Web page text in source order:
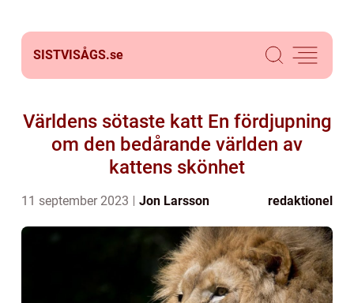
SISTVISÅGS.se
Världens sötaste katt En fördjupning
om den bedårande världen av
kattens skönhet
11 september 2023 Jon Larsson redaktionel